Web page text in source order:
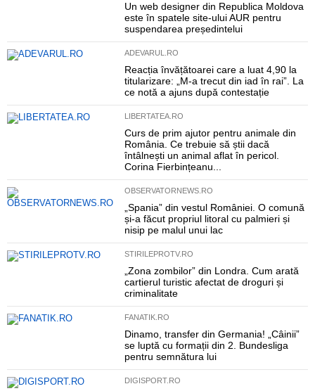
Un web designer din Republica Moldova
este în spatele site-ului AUR pentru
suspendarea președintelui
ADEVARUL.RO
Reacția învățătoarei care a luat 4,90 la
titularizare: „M-a trecut din iad în rai”. La
ce notă a ajuns după contestație
LIBERTATEA.RO
Curs de prim ajutor pentru animale din
România. Ce trebuie să știi dacă
întâlnești un animal aflat în pericol.
Corina Fierbințeanu...
OBSERVATORNEWS.RO
„Spania” din vestul României. O comună
și-a făcut propriul litoral cu palmieri și
nisip pe malul unui lac
STIRILEPROTV.RO
„Zona zombilor” din Londra. Cum arată
cartierul turistic afectat de droguri și
criminalitate
FANATIK.RO
Dinamo, transfer din Germania! „Câinii”
se luptă cu formații din 2. Bundesliga
pentru semnătura lui
DIGISPORT.RO